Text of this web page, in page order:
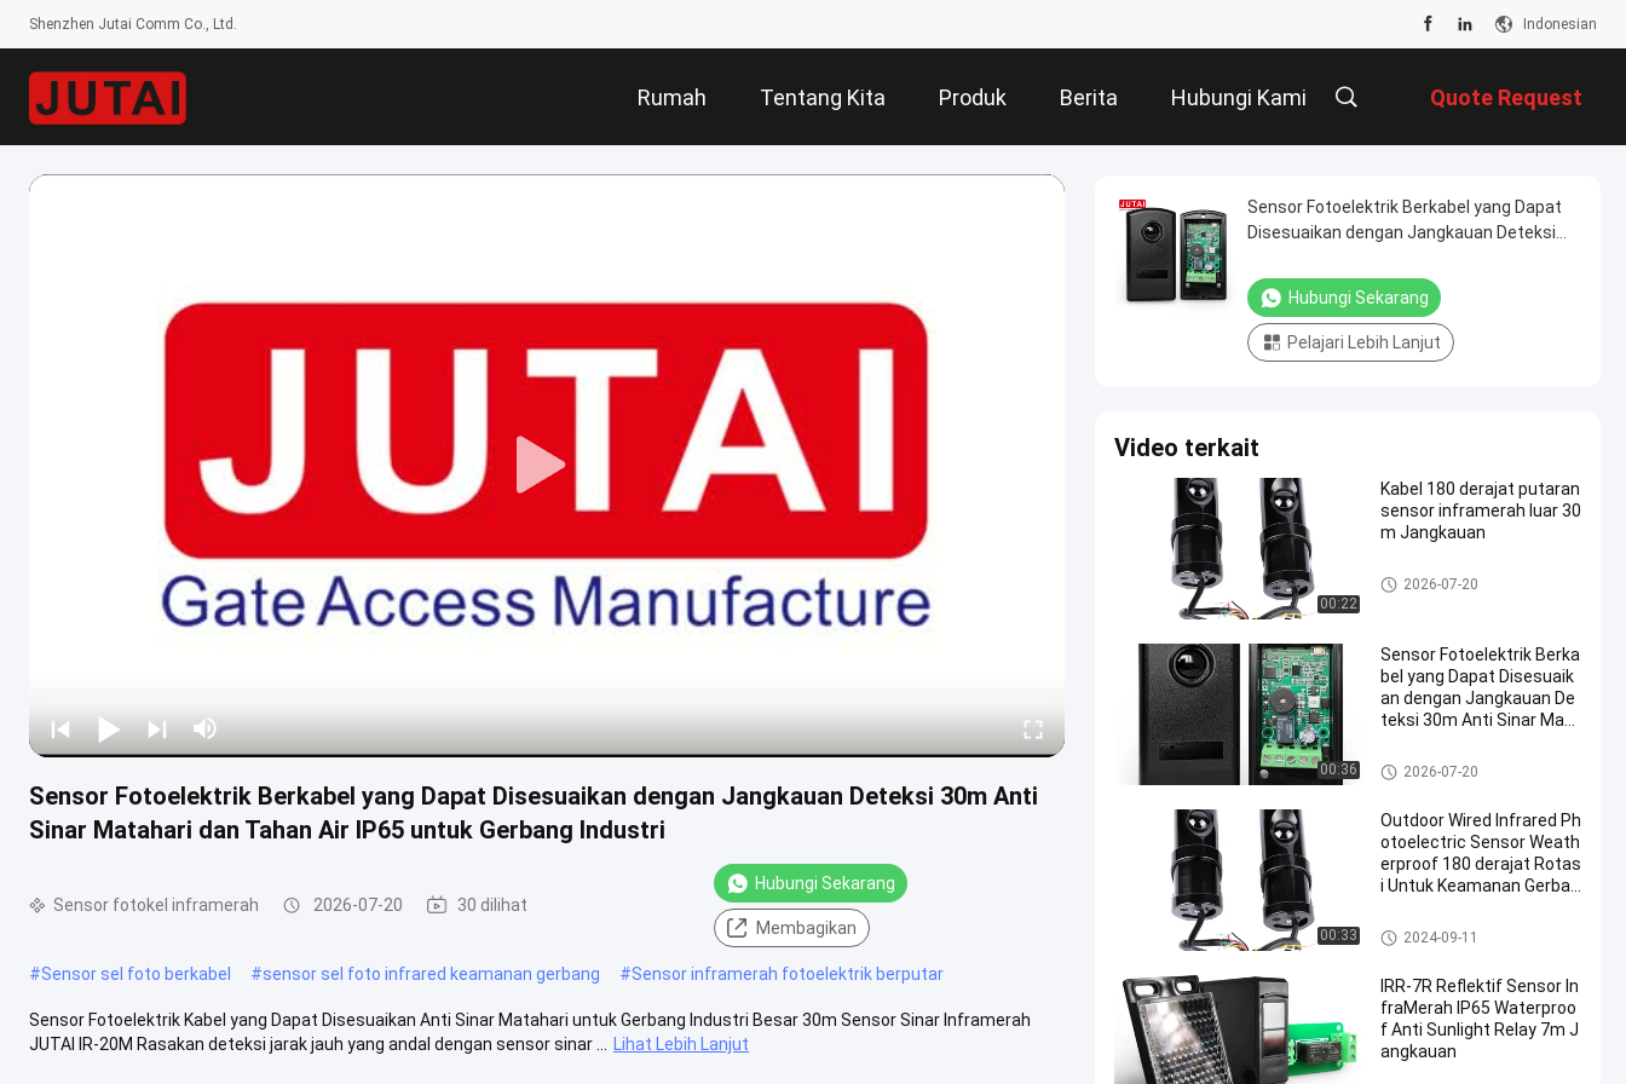
Shenzhen Jutai Comm Co., Ltd. Indonesian
Rumah Tentang Kita Produk Berita Hubungi Kami Quote Request
Suatu
Sensor Fotoelektrik Berkabel yang Dapat Disesuaikan dengan Jangkauan Deteksi 30m Anti
Sinar Matahari dan Tahan Air IP65 untuk Gerbang Industri
Sensor fotokel inframerah 2026-07-20 30 dilihat
Hubungi Sekarang
Membagikan
#Sensor sel foto berkabel #sensor sel foto infrared keamanan gerbang #Sensor inframerah fotoelektrik berputar
Sensor Fotoelektrik Kabel yang Dapat Disesuaikan Anti Sinar Matahari untuk Gerbang Industri Besar 30m Sensor Sinar Inframerah
JUTAI IR-20M Rasakan deteksi jarak jauh yang andal dengan sensor sinar ...
Lihat Lebih Lanjut
Sensor Fotoelektrik Berkabel yang Dapat
Disesuaikan dengan Jangkauan Deteksi
IP65 untuk Gerbang Industri
Hubungi Sekarang
Pelajari Lebih Lanjut
Video terkait
00:22
Kabel 180 derajat putaran
sensor inframerah luar 30
m Jangkauan
Sensor sel foto berkabel
2026-07-20
00:36
Sensor Fotoelektrik Berka
bel yang Dapat Disesuaik
an dengan Jangkauan De
teksi 30m Anti Sinar Mata
tuk Gerbang Industri
Sensor sel foto berkabel
2026-07-20
00:33
Outdoor Wired Infrared Ph
otoelectric Sensor Weath
erproof 180 derajat Rotas
i Untuk Keamanan Gerban
Sensor sel foto berkabel
2024-09-11
IRR-7R Reflektif Sensor In
fraMerah IP65 Waterproo
f Anti Sunlight Relay 7m J
angkauan